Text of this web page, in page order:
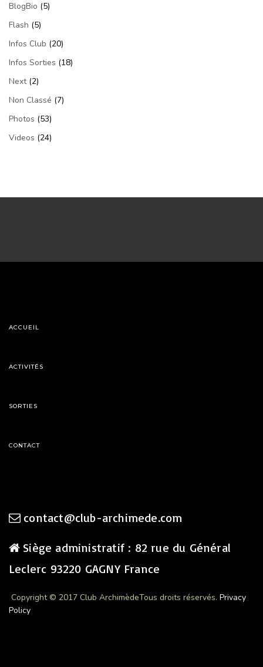
BlogBio (5)
Flash (5)
Infos Club (20)
Infos Sorties (18)
Next(2)
Non Classé (7)
Photos (53)
Videos (24)
ACCUEIL
ACTIVITÉS
SORTIES
CONTACT
contact@club-archimede.com
Siège administratif : 82 rue du Général
Leclerc 93220 GAGNY France
Copyright © 2017 Club ArchimèdeTous droits réservés. Privacy
Policy